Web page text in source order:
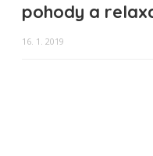
pohody a
16. 1. 2019